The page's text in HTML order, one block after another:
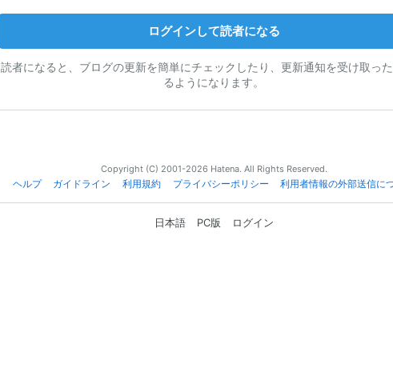
ログインして読者になる
読者になると、ブログの更新を簡単にチェックしたり、更新通知を受け取っ
るようになります。
Copyright (C) 2001-2026 Hatena. All Rights Reserved.
ヘルプ
ガイドライン 利用規約 プライバシーポリシー 利用者情報の外部送信に
日本語 PC版 ログイン